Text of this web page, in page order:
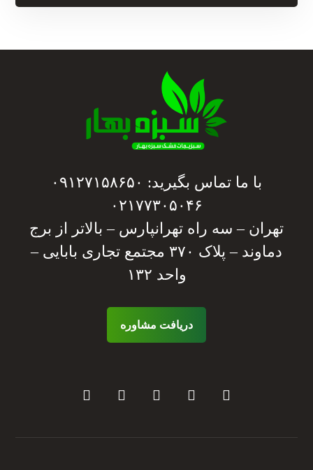
با ما تماس بگیرید: ۰۹۱۲۷۱۵۸۶۵۰
۰۲۱۷۷۳۰۵۰۴۶
تهران – سه راه تهرانپارس – بالاتر از برج
دماوند – پلاک ۳۷۰ مجتمع تجاری بابایی –
واحد ۱۳۲
دریافت مشاوره